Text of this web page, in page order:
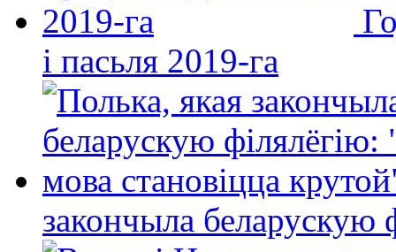
і пасьля 2019-га
закончыла беларускую